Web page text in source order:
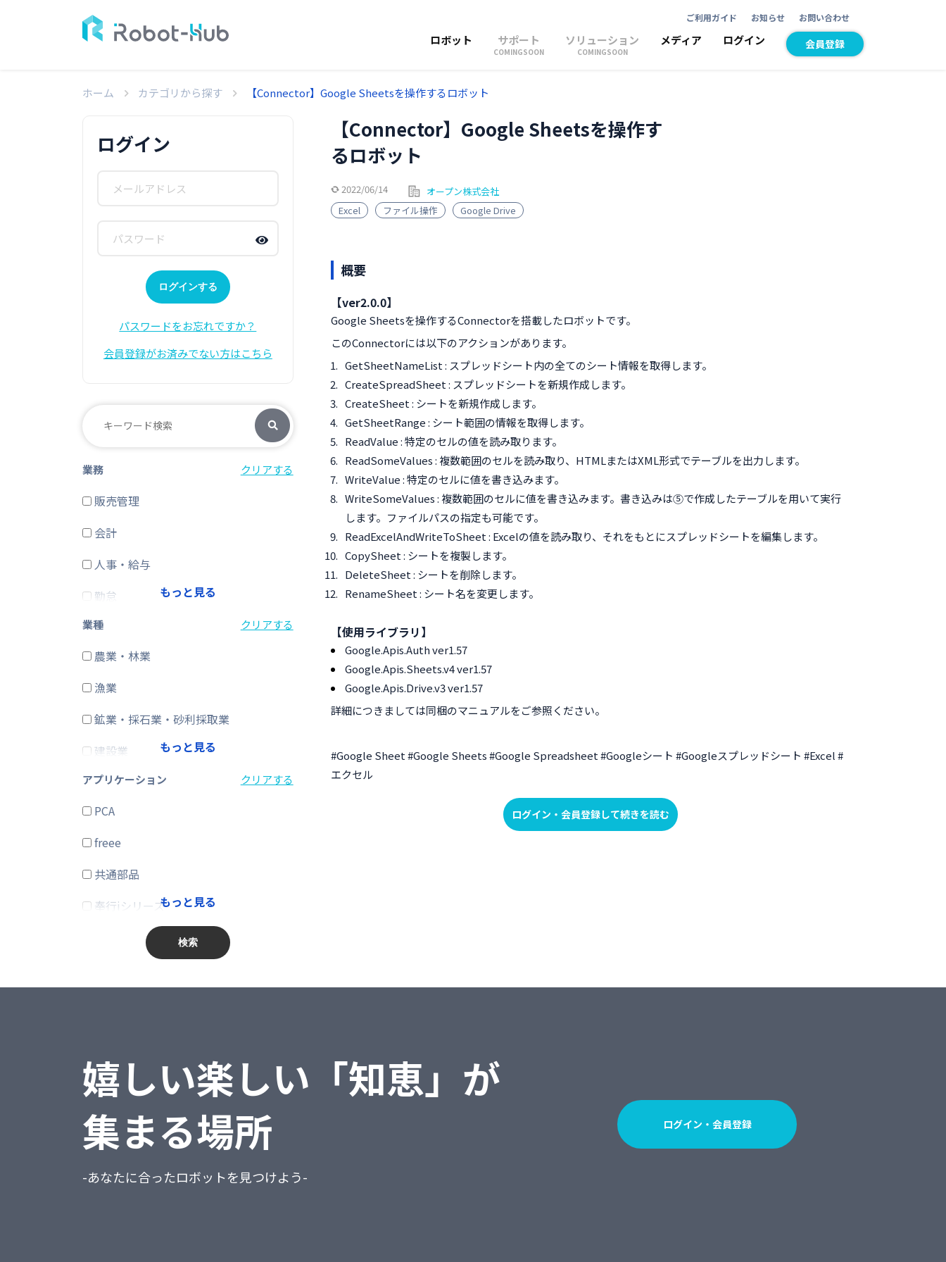
会員登録
ご利用ガイド お知らせ お問い合わせ
ロボット サポート
COMINGSOON
ソリューション
COMINGSOON
メディア ログイン
ホーム カテゴリから探す 【Connector】Google Sheetsを操作するロボット
【Connector】Google Sheetsを操作す
るロボット
2022/06/14
オープン株式会社
Excel
ファイル操作 Google Drive
概要
【ver2.0.0】
Google Sheetsを操作するConnectorを搭載したロボットです。
このConnectorには以下のアクションがあります。
GetSheetNameList : スプレッドシート内の全てのシート情報を取得します。
CreateSpreadSheet : スプレッドシートを新規作成します。
CreateSheet : シートを新規作成します。
GetSheetRange : シート範囲の情報を取得します。
ReadValue : 特定のセルの値を読み取ります。
ReadSomeValues : 複数範囲のセルを読み取り、HTMLまたはXML形式でテーブルを出力します。
WriteValue : 特定のセルに値を書き込みます。
WriteSomeValues : 複数範囲のセルに値を書き込みます。書き込みは⑤で作成したテーブルを用いて実行
します。ファイルパスの指定も可能です。
ReadExcelAndWriteToSheet : Excelの値を読み取り、それをもとにスプレッドシートを編集します。
CopySheet : シートを複製します。
DeleteSheet : シートを削除します。
RenameSheet : シート名を変更します。
【使用ライブラリ】
Google.Apis.Auth ver1.57
Google.Apis.Sheets.v4 ver1.57
Google.Apis.Drive.v3 ver1.57
詳細につきましては同梱のマニュアルをご参照ください。
#Google Sheet #Google Sheets #Google Spreadsheet #Googleシート #Googleスプレッドシート #Excel #
エクセル
ログイン・会員登録して続きを読む
ログイン
ログインする
パスワードをお忘れですか？
会員登録がお済みでない方はこちら
業務 クリアする
販売管理
会計
人事・給与
勤怠
経費精算
CRM・SFA
ERP
在庫購買
その他
もっと見る
業種 クリアする
農業・林業
漁業
鉱業・採石業・砂利採取業
建設業
製造業
電気・ガス・熱供給・水道業
情報通信業
運輸業、郵便業
卸売業、小売業
金融業、保険業
生活関連サービス業・娯楽業
教育、学習支援業
医療、福祉
もっと見る
アプリケーション クリアする
PCA
freee
共通部品
奉行iシリーズ
就業奉行
人事奉行
PCA商魂DX
もっと見る
検索
嬉しい楽しい「知恵」が
集まる場所
-あなたに合ったロボットを見つけよう-
ログイン・会員登録